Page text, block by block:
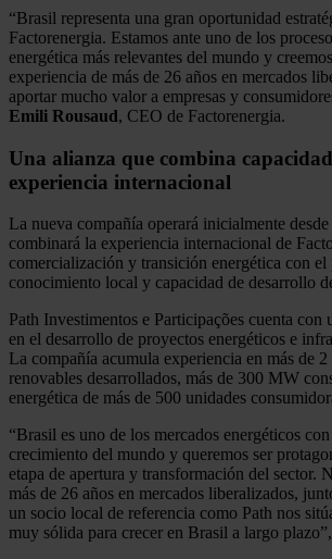
“Brasil representa una gran oportunidad
Factorenergia. Estamos ante uno de los
energética más relevantes del mundo y
experiencia de más de 26 años en mercados
aportar mucho valor a empresas y
Emili Rousaud, CEO de Factorenergia.
Una alianza que combina
experiencia internacional
La nueva compañía operará inicialmente
combinará la experiencia internacional de
comercialización y transición energética con el
conocimiento local y capacidad de desarrollo
Path Investimentos e Participações cuenta con
en el desarrollo de proyectos energéticos e
La compañía acumula experiencia en más de
renovables desarrollados, más de 300 MW
energética de más de 500 unidades
“Brasil es uno de los mercados energéticos
crecimiento del mundo y queremos ser
etapa de apertura y transformación del sector.
más de 26 años en mercados liberalizados,
un socio local de referencia como Path nos
muy sólida para crecer en Brasil a largo